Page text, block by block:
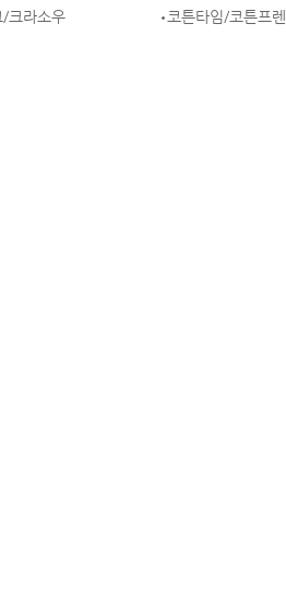
/크라소우
코튼타임/코튼프